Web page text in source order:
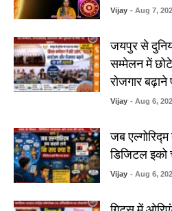
Vijay - Aug 7,
जयपुर से
सम्मेलन में छोटे
रोजगार
Vijay - Aug 6,
जब
डिजिटल इको
Vijay - Aug 6,